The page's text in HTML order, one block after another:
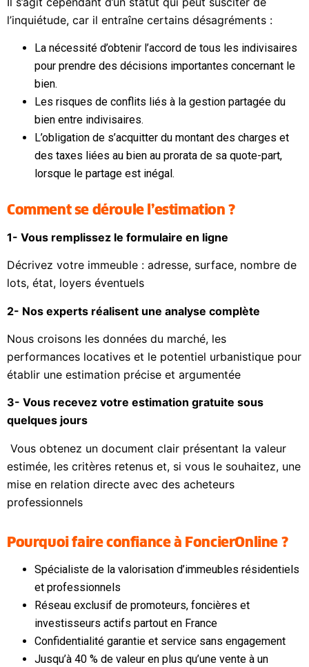
l’inquiétude, car il entraîne certains désagréments :
La nécessité d’obtenir l’accord de tous les indivisaires
pour prendre des décisions importantes concernant le
bien.
Les risques de conflits liés à la gestion partagée du
bien entre indivisaires.
L’obligation de s’acquitter du montant des charges et
des taxes liées au bien au prorata de sa quote-part,
lorsque le partage est inégal.
Comment se déroule l’estimation ?
1- Vous remplissez le formulaire en ligne
Décrivez votre immeuble : adresse, surface, nombre de
lots, état, loyers éventuels
2- Nos experts réalisent une analyse complète
Nous croisons les données du marché, les
performances locatives et le potentiel urbanistique pour
établir une estimation précise et argumentée
3- Vous recevez votre estimation gratuite sous
quelques jours
Vous obtenez un document clair présentant la valeur
estimée, les critères retenus et, si vous le souhaitez, une
mise en relation directe avec des acheteurs
professionnels
Pourquoi faire confiance à FoncierOnline ?
Spécialiste de la valorisation d’immeubles résidentiels
et professionnels
Réseau exclusif de promoteurs, foncières et
investisseurs actifs partout en France
Confidentialité garantie et service sans engagement
Jusqu’à 40 % de valeur en plus qu’une vente à un